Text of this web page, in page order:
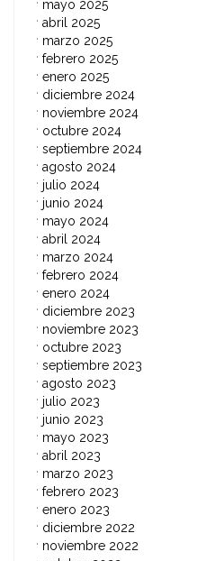
mayo 2025
abril 2025
marzo 2025
febrero 2025
enero 2025
diciembre 2024
noviembre 2024
octubre 2024
septiembre 2024
agosto 2024
julio 2024
junio 2024
mayo 2024
abril 2024
marzo 2024
febrero 2024
enero 2024
diciembre 2023
noviembre 2023
octubre 2023
septiembre 2023
agosto 2023
julio 2023
junio 2023
mayo 2023
abril 2023
marzo 2023
febrero 2023
enero 2023
diciembre 2022
noviembre 2022